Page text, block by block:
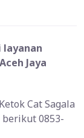
layanan
Jaya
Cat Sagala
berikut 0853-